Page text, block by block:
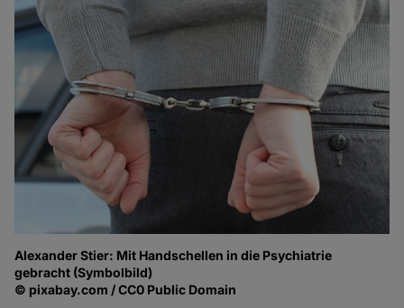
Alexander Stier: Mit Handschellen in die Psychiatrie
gebracht (Symbolbild)
© pixabay.com / CC0 Public Domain